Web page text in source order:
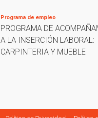
Programa de empleo
PROGRAMA DE
A LA INSERCIÓN LABORAL:
CARPINTERIA Y MUEBLE